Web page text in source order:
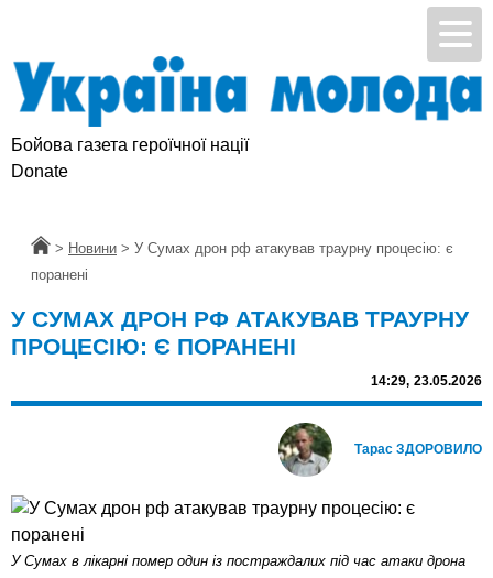
Бойова газета героїчної нації
Donate
Головна
> Новини > У Сумах дрон рф атакував траурну процесію: є
поранені
У СУМАХ ДРОН РФ АТАКУВАВ ТРАУРНУ
ПРОЦЕСІЮ: Є ПОРАНЕНІ
14:29, 23.05.2026
Тарас ЗДОРОВИЛО
У Сумах в лікарні помер один із постраждалих під час атаки дрона